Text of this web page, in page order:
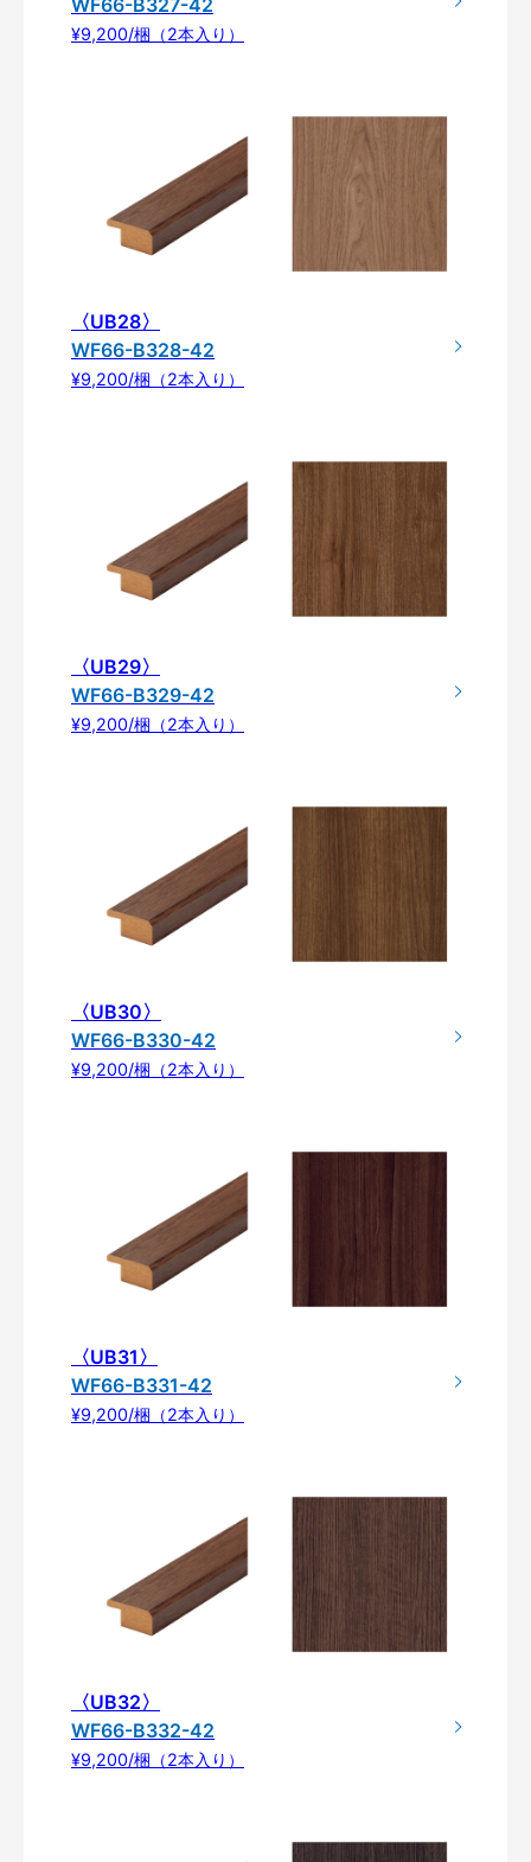
¥9,200/梱（2本入り）
〈UB28〉
WF66-B328-42
¥9,200/梱（2本入り）
〈UB29〉
WF66-B329-42
¥9,200/梱（2本入り）
〈UB30〉
WF66-B330-42
¥9,200/梱（2本入り）
〈UB31〉
WF66-B331-42
¥9,200/梱（2本入り）
〈UB32〉
WF66-B332-42
¥9,200/梱（2本入り）